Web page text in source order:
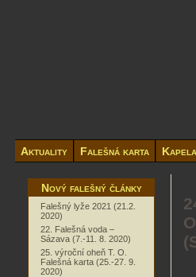
Aktuality Falešná karta Kapela
Nový falešný články
Falešný lyže 2021 (21.2.
2020)
22. Falešná voda –
Sázava (7.-11. 8. 2020)
25. výroční oheň T. O.
Falešná karta (25.-27. 9.
2020)